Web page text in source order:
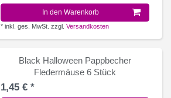
In den Warenkorb
*inkl. ges. MwSt. zzgl.Versandkosten
Black Halloween Pappbecher
Fledermäuse 6 Stück
1,45 € *